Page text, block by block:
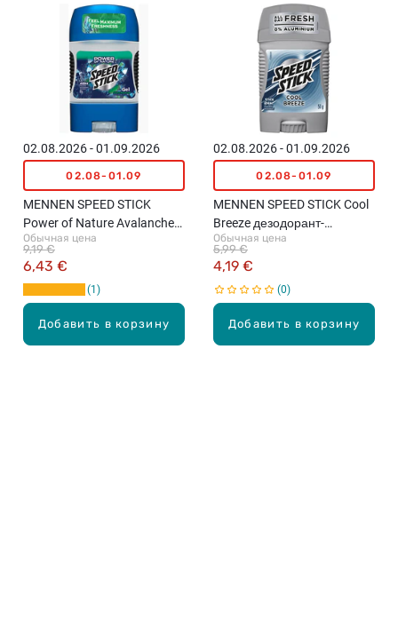
Добавить в корзину
02.08.2026 - 01.09.2026
02.08-01.09
MENNEN SPEED STICK
Power of Nature Avalanche
гелевый дезодорант-
карандаш, 85г
Обычная цена
6,43 €
9,19 €
1
Добавить в корзину
02.08.2026 - 01.09.2026
02.08-01.09
MENNEN SPEED STICK Cool
Breeze дезодорант-
карандаш, 60г
Обычная цена
4,19 €
5,99 €
0